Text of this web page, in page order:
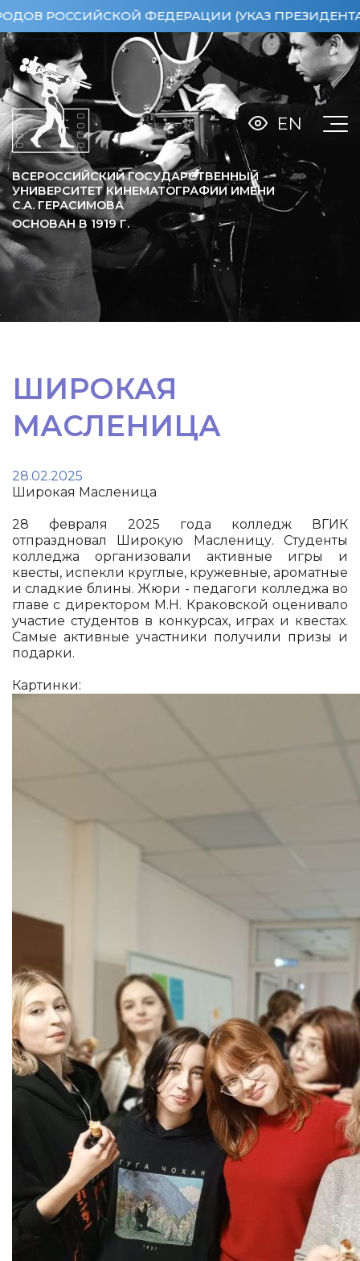
ФЕДЕРАЦИИ (УКАЗ ПРЕЗИДЕНТА РФ ОТ
ВСЕРОССИЙСКИЙ ГОСУДАРСТВЕННЫЙ
УНИВЕРСИТЕТ КИНЕМАТОГРАФИИ ИМЕНИ
С.А. ГЕРАСИМОВА
ОСНОВАН В 1919Г.
EN
ШИРОКАЯ
МАСЛЕНИЦА
28.02.2025
Широкая Масленица
28 февраля 2025 года колледж ВГИК
отпраздновал Широкую Масленицу. Студенты
колледжа организовали активные игры и
квесты, испекли круглые, кружевные, ароматные
и сладкие блины. Жюри - педагоги колледжа во
главе с директором М.Н. Краковской оценивало
участие студентов в конкурсах, играх и квестах.
Самые активные участники получили призы и
подарки.
Картинки: